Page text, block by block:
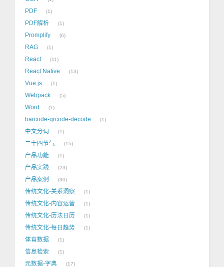
PDF 1
PDF解析 1
Promplify 6
RAG 1
React 11
React Native 13
Vue.js 1
Webpack 5
Word 1
barcode-qrcode-decode 1
中文分词 1
二十四节气 15
产品功能 1
产品实践 23
产品案例 30
传统文化-关系洞察 1
传统文化-内容运营 1
传统文化-历法日历 1
传统文化-每日趋势 1
体育数据 1
信息检索 1
元数据-字典 17